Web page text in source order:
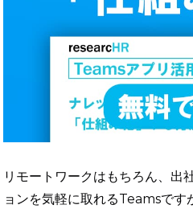
リモートワークはもちろん、出
ョンを気軽に取れるTeamsで